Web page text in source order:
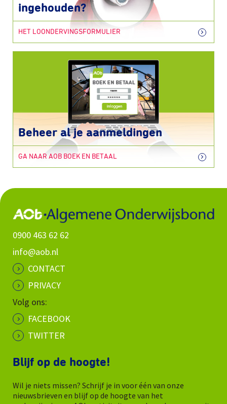
ingehouden?
HET LOONDERVINGSFORMULIER
Beheer al je aanmeldingen
GA NAAR AOB BOEK EN BETAAL
0900 463 62 62
info@aob.nl
CONTACT
PRIVACY
Volg ons:
FACEBOOK
TWITTER
Blijf op de hoogte!
Wil je niets missen? Schrijf je in voor één van onze
nieuwsbrieven en blijf op de hoogte van het